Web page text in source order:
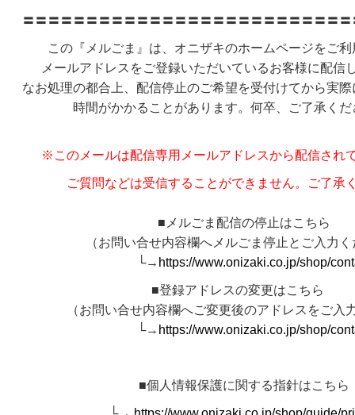
〓〓〓〓〓〓〓〓〓〓〓〓〓〓〓〓〓〓〓〓〓〓〓〓〓
この『メルごま』は、オニザキのホームページをご
メールアドレスをご登録いただいているお客様に配信
なお処理の都合上、配信停止のご希望を受付けてから実
時間がかかることがあります。何卒、ご了承く
※このメールは配信専用メールアドレスから配信され
ご質問などは受信することができません。ご了承
■メルごま配信の停止はこちら
（お問い合せ内容欄へメルごま停止とご入力く
└→ https://www.onizaki.co.jp/shop/
■登録アドレスの変更はこちら
（お問い合せ内容欄へご変更後のアドレスをご入
└→ https://www.onizaki.co.jp/shop/
■個人情報保護に関する指針はこちら